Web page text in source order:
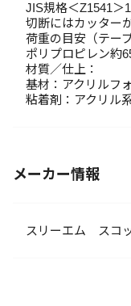
JIS規格＜Z1541＞
切断にはカッター
荷重の目安（テー
ポリプロピレン約
材質／仕上：
基材：アクリルフ
粘着剤：アクリル
メーカー情報
スリーエム スコ